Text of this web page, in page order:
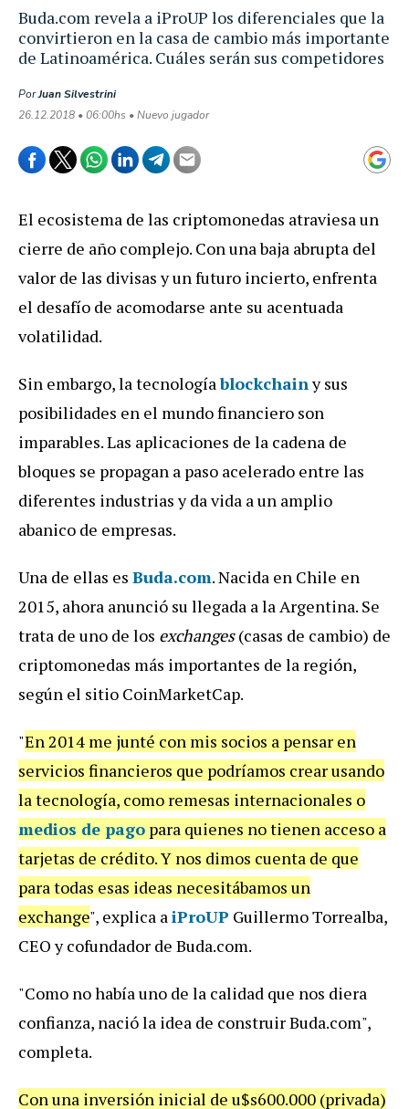
Buda.com revela a iProUP los diferenciales que la
convirtieron en la casa de cambio más importante
de Latinoamérica. Cuáles serán sus competidores
PorJuan Silvestrini
26.12.2018 • 06:00hs • Nuevo jugador
El ecosistema de las criptomonedas atraviesa un
cierre de año complejo. Con una baja abrupta del
valor de las divisas y un futuro incierto, enfrenta
el desafío de acomodarse ante su acentuada
volatilidad.
Sin embargo, la tecnologíablockchainy sus
posibilidades en el mundo financiero son
imparables. Las aplicaciones de la cadena de
bloques se propagan a paso acelerado entre las
diferentes industrias y da vida a un amplio
abanico de empresas.
Una de ellas es Buda.com. Nacida en Chile en
2015, ahora anunció su llegada a la Argentina. Se
trata de uno de los exchanges(casas de cambio) de
criptomonedas más importantes de la región,
según el sitio CoinMarketCap.
"En 2014 me junté con mis socios a pensar en
servicios financieros que podríamos crear usando
la tecnología, como remesas internacionales o
medios de pago para quienes no tienen acceso a
tarjetas de crédito. Y nos dimos cuenta de que
para todas esas ideas necesitábamos un
exchange", explica aiProUP Guillermo Torrealba,
CEO y cofundador de Buda.com.
"Como no había uno de la calidad que nos diera
confianza, nació la idea de construir Buda.com",
completa.
Con una inversión inicial de u$s600.000 (privada)